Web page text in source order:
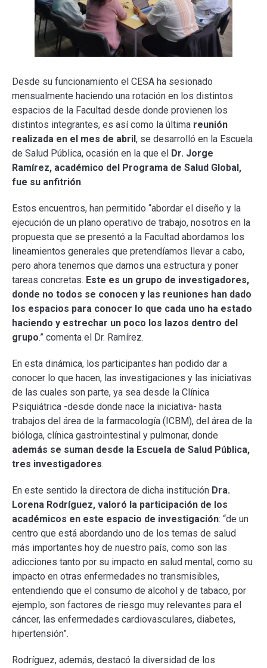
Desde su funcionamiento el CESA ha sesionado
mensualmente haciendo una rotación en los distintos
espacios de la Facultad desde donde provienen los
distintos integrantes, es así como la última reunión
realizada en el mes de abril, se desarrolló en la Escuela
de Salud Pública, ocasión en la que el Dr. Jorge
Ramírez, académico del Programa de Salud Global,
fue su anfitrión.
Estos encuentros, han permitido “abordar el diseño y la
ejecución de un plano operativo de trabajo, nosotros en la
propuesta que se presentó a la Facultad abordamos los
lineamientos generales que pretendíamos llevar a cabo,
pero ahora tenemos que darnos una estructura y poner
tareas concretas. Este es un grupo de investigadores,
donde no todos se conocen y las reuniones han dado
los espacios para conocer lo que cada uno ha estado
haciendo y estrechar un poco los lazos dentro del
grupo.” comenta el Dr. Ramírez.
En esta dinámica, los participantes han podido dar a
conocer lo que hacen, las investigaciones y las iniciativas
de las cuales son parte, ya sea desde la Clínica
Psiquiátrica -desde donde nace la iniciativa- hasta
trabajos del área de la farmacología (ICBM), del área de la
bióloga, clínica gastrointestinal y pulmonar, donde
además se suman desde la Escuela de Salud Pública,
tres investigadores.
En este sentido la directora de dicha institución Dra.
Lorena Rodríguez, valoró la participación de los
académicos en este espacio de investigación: “de un
centro que está abordando uno de los temas de salud
más importantes hoy de nuestro país, como son las
adicciones tanto por su impacto en salud mental, como su
impacto en otras enfermedades no transmisibles,
entendiendo que el consumo de alcohol y de tabaco, por
ejemplo, son factores de riesgo muy relevantes para el
cáncer, las enfermedades cardiovasculares, diabetes,
hipertensión”.
Rodríguez, además, destacó la diversidad de los